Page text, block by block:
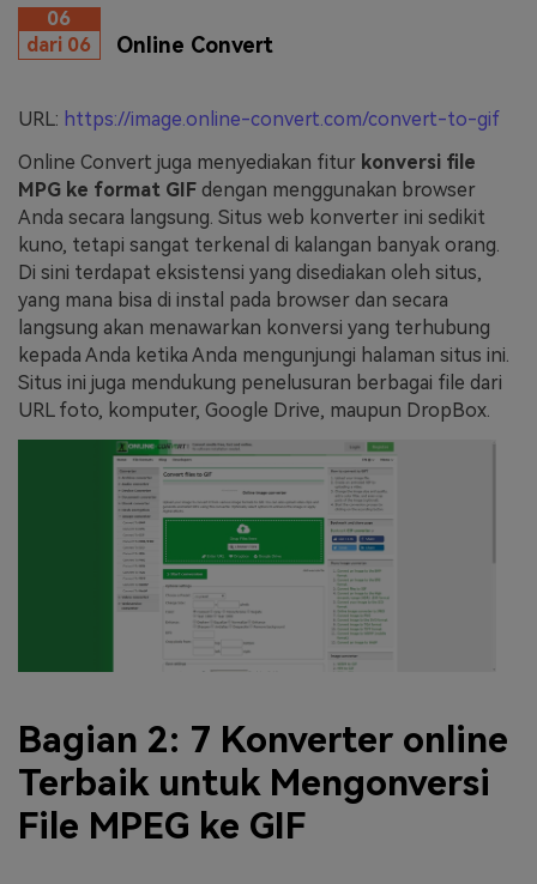
06
dari 06
Online Convert
URL: https://image.online-convert.com/convert-to-gif
Online Convert juga menyediakan fitur konversi file
MPG ke format GIF dengan menggunakan browser
Anda secara langsung. Situs web konverter ini sedikit
kuno, tetapi sangat terkenal di kalangan banyak orang.
Di sini terdapat eksistensi yang disediakan oleh situs,
yang mana bisa di instal pada browser dan secara
langsung akan menawarkan konversi yang terhubung
kepada Anda ketika Anda mengunjungi halaman situs ini.
Situs ini juga mendukung penelusuran berbagai file dari
URL foto, komputer, Google Drive, maupun DropBox.
Bagian 2: 7 Konverter online
Terbaik untuk Mengonversi
File MPEG ke GIF